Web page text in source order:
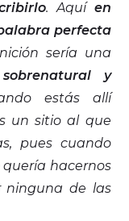
. Aquí en
perfecta
sería una
y
estás allí
un sitio al que
pues cuando
hacernos
ninguna de las